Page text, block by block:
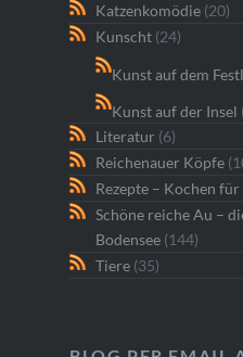
Katzenkomödie(20)
Kunscht(24)
Kunst auf dem
Kunst auf der Insel
Literatur (6)
Reichenauer Köpfe
Rezepte – Kochen
Schöne reiche Au –
Bodensee(144)
Tiere(35)